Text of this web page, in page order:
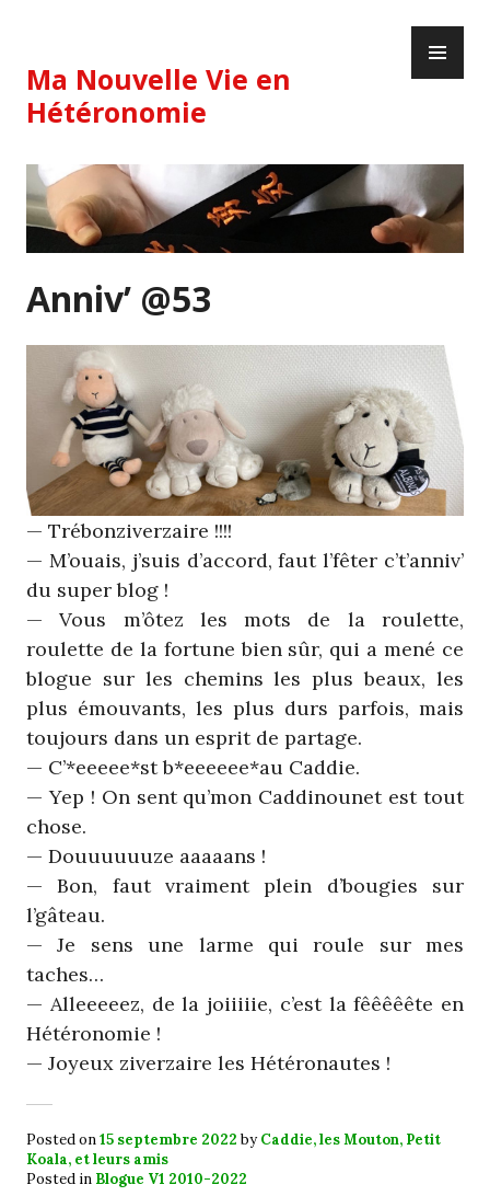
content
Ma Nouvelle Vie en
Hétéronomie
Anniv’ @53
— Trébonziverzaire !!!!
— M’ouais, j’suis d’accord, faut l’fêter c’t’anniv’
du super blog !
— Vous m’ôtez les mots de la roulette,
roulette de la fortune bien sûr, qui a mené ce
blogue sur les chemins les plus beaux, les
plus émouvants, les plus durs parfois, mais
toujours dans un esprit de partage.
— C’*eeeee*st b*eeeeee*au Caddie.
— Yep ! On sent qu’mon Caddinounet est tout
chose.
— Douuuuuuze aaaaans !
— Bon, faut vraiment plein d’bougies sur
l’gâteau.
— Je sens une larme qui roule sur mes
taches…
— Alleeeeez, de la joiiiiie, c’est la fêêêêête en
Hétéronomie !
— Joyeux ziverzaire les Hétéronautes !
Posted on15 septembre 2022 byCaddie, les Mouton, Petit
Koala, et leurs amis
Posted in Blogue V1 2010-2022